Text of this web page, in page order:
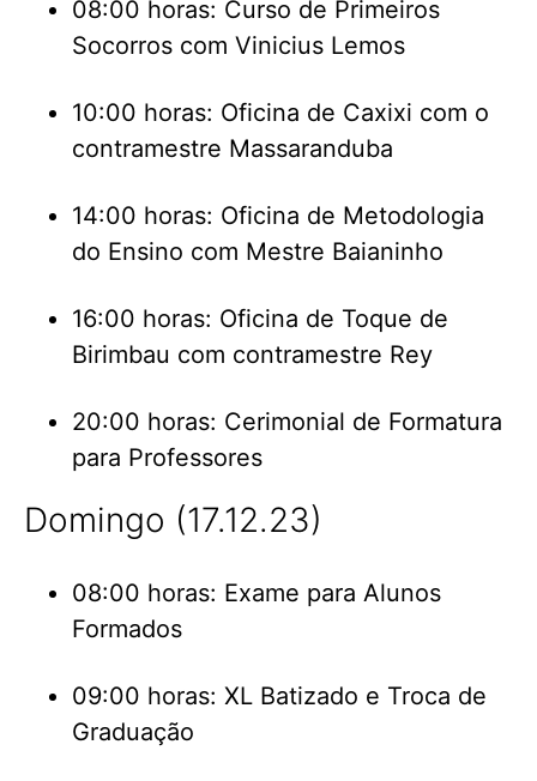
08:00 horas: Curso de Primeiros
Socorros com Vinicius Lemos
10:00 horas: Oficina de Caxixi com o
contramestre Massaranduba
14:00 horas: Oficina de Metodologia
do Ensino com Mestre Baianinho
16:00 horas: Oficina de Toque de
Birimbau com contramestre Rey
20:00 horas: Cerimonial de Formatura
para Professores
Domingo (17.12.23)
08:00 horas: Exame para Alunos
Formados
09:00 horas: XL Batizado e Troca de
Graduação